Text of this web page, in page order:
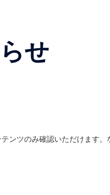
せ
ンツのみ確認いただけます